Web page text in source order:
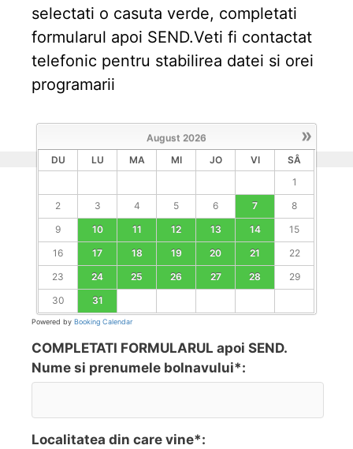
selectati o casuta verde, completati
formularul apoi SEND.Veti fi contactat
telefonic pentru stabilirea datei si orei
programarii
»
August 2026
DU
LU MA MI JO VI
SÂ
1
2
3 4 5 6 7
8
9
10 11 12 13 14
15
16
17 18 19 20 21
22
23
24 25 26 27 28
29
30
31
Powered by Booking Calendar
COMPLETATI FORMULARUL apoi SEND.
Nume si prenumele bolnavului*:
Localitatea din care vine*: